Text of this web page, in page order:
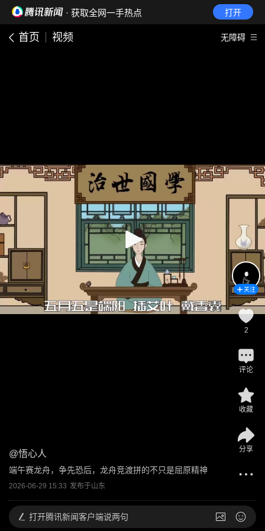
· 获取全网一手热点 打开
首页 视频 无障碍
@悟心人
端午赛龙舟，争先恐后，龙舟竞渡拼的不只是屈原精神
2026-06-29 15:33 发布于山东
关注
2
评论
收藏
分享
打开腾讯新闻客户端说两句